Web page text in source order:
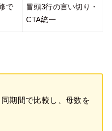
で
冒頭3行の言い切り・
CTA統一
期間で比較し、母数を